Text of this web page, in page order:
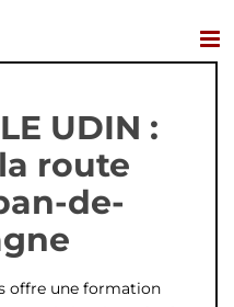
UDIN :
route
de-
offre une formation